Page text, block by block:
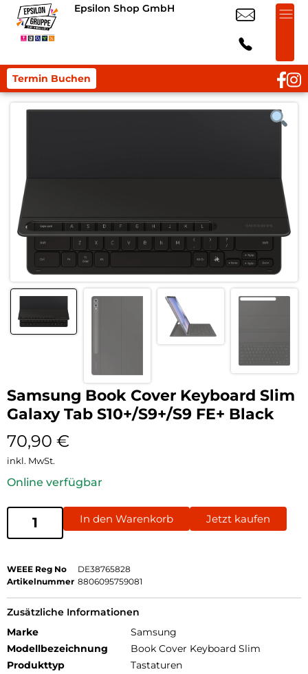
Epsilon Shop GmbH
Termin Buchen
Samsung Book Cover Keyboard Slim
Galaxy Tab S10+/S9+/S9 FE+ Black
70,90 €
inkl. MwSt.
Online verfügbar
In den Warenkorb Jetzt kaufen
WEEE Reg No
DE38765828
Artikelnummer 8806095759081
Zusätzliche Informationen
Marke
Samsung
Modellbezeichnung
Book Cover Keyboard Slim
Produkttyp
Tastaturen